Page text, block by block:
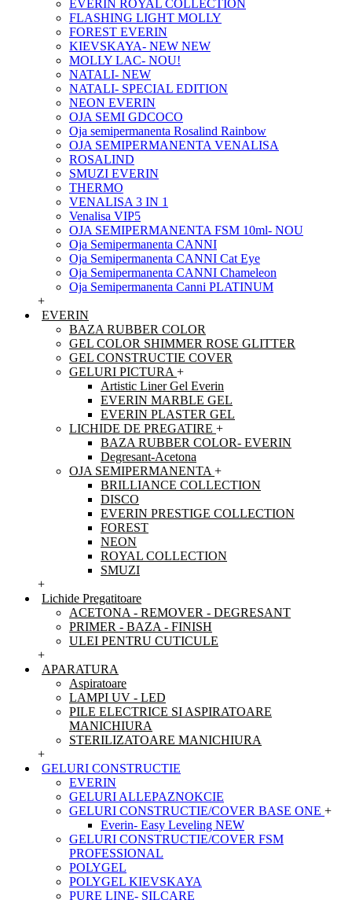
EVERIN ROYAL COLLECTION
FLASHING LIGHT MOLLY
FOREST EVERIN
KIEVSKAYA- NEW NEW
MOLLY LAC- NOU!
NATALI- NEW
NATALI- SPECIAL EDITION
NEON EVERIN
OJA SEMI GDCOCO
Oja semipermanenta Rosalind Rainbow
OJA SEMIPERMANENTA VENALISA
ROSALIND
SMUZI EVERIN
THERMO
VENALISA 3 IN 1
Venalisa VIP5
OJA SEMIPERMANENTA FSM 10ml- NOU
Oja Semipermanenta CANNI
Oja Semipermanenta CANNI Cat Eye
Oja Semipermanenta CANNI Chameleon
Oja Semipermanenta Canni PLATINUM
+
EVERIN
BAZA RUBBER COLOR
GEL COLOR SHIMMER ROSE GLITTER
GEL CONSTRUCTIE COVER
GELURI PICTURA +
Artistic Liner Gel Everin
EVERIN MARBLE GEL
EVERIN PLASTER GEL
LICHIDE DE PREGATIRE +
BAZA RUBBER COLOR- EVERIN
Degresant-Acetona
OJA SEMIPERMANENTA +
BRILLIANCE COLLECTION
DISCO
EVERIN PRESTIGE COLLECTION
FOREST
NEON
ROYAL COLLECTION
SMUZI
+
Lichide Pregatitoare
ACETONA - REMOVER - DEGRESANT
PRIMER - BAZA - FINISH
ULEI PENTRU CUTICULE
+
APARATURA
Aspiratoare
LAMPI UV - LED
PILE ELECTRICE SI ASPIRATOARE
MANICHIURA
STERILIZATOARE MANICHIURA
+
GELURI CONSTRUCTIE
EVERIN
GELURI ALLEPAZNOKCIE
GELURI CONSTRUCTIE/COVER BASE ONE +
Everin- Easy Leveling NEW
GELURI CONSTRUCTIE/COVER FSM
PROFESSIONAL
POLYGEL
POLYGEL KIEVSKAYA
PURE LINE- SILCARE